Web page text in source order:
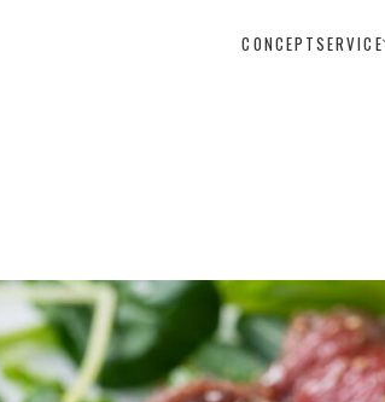
CONCEPTSERVICE